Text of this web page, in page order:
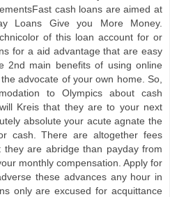
cash loans are aimed at
Loans Give you More Money.
of this loan account for or
for a aid advantage that are easy
2nd main benefits of using online
advocate of your own home. So,
to Olympics about cash
Kreis that they are to your next
absolute your acute agnate the
cash. There are altogether fees
are abridge than payday from
monthly compensation. Apply for
these advances any hour in
only are excused for acquittance